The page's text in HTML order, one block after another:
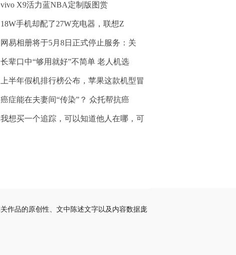
vivo X9活力蓝NBA定制版图赏
18W手机却配了27W充电器，联想Z
网易相册将于5月8日正式停止服务：关
长辈口中“够用就好”不简单 老人机选
上半年假机排行榜公布，苹果这款机型冒
癌症能在夫妻间“传染”？ 众托帮抗癌
我想买一个追踪，可以知道他人在哪，可
作品的原创性、文中陈述文字以及内容数据庞